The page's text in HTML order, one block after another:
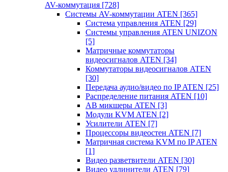
AV-коммутация [728]
Системы AV-коммутации ATEN [365]
Система управления ATEN [29]
Системы управления ATEN UNIZON
[5]
Матричные коммутаторы
видеосигналов ATEN [34]
Коммутаторы видеосигналов ATEN
[30]
Передача аудио/видео по IP ATEN [25]
Распределение питания ATEN [10]
АВ микшеры ATEN [3]
Модули KVM ATEN [2]
Усилители ATEN [7]
Процессоры видеостен ATEN [7]
Матричная система KVM по IP ATEN
[1]
Видео разветвители ATEN [30]
Видео удлинители ATEN [79]